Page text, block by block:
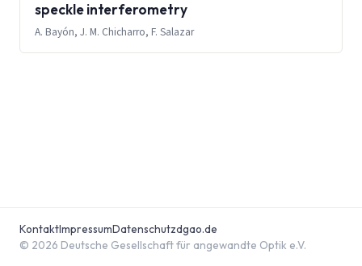
speckle interferometry
A. Bayón, J. M. Chicharro, F. Salazar
© 2026 Deutsche Gesellschaft für angewandte Optik e.V.
KontaktImpressumDatenschutzdgao.de